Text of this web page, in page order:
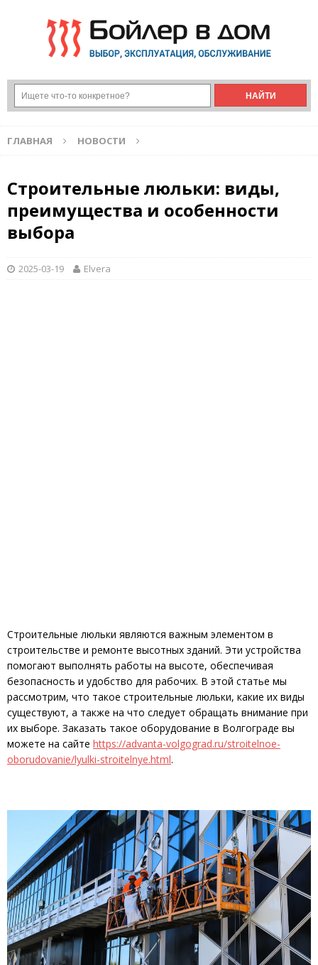
ГЛАВНАЯ НОВОСТИ
Строительные люльки: виды,
преимущества и особенности
выбора
2025-03-19 Elvera
Строительные люльки являются важным элементом в
строительстве и ремонте высотных зданий. Эти устройства
помогают выполнять работы на высоте, обеспечивая
безопасность и удобство для рабочих. В этой статье мы
рассмотрим, что такое строительные люльки, какие их виды
существуют, а также на что следует обращать внимание при
их выборе. Заказать такое оборудование в Волгограде вы
можете на сайте https://advanta-volgograd.ru/stroitelnoe-
oborudovanie/lyulki-stroitelnye.html.